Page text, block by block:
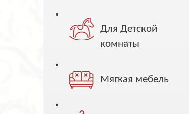
Для Детской
комнаты
Мягкая мебель